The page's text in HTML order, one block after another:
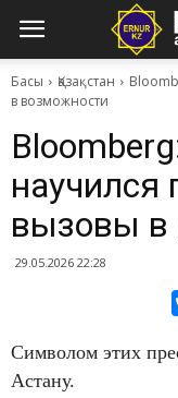
Басы Қазақстан
в возможности
научился
вызовы в
29.05.2026 22:28
Символом этих
Астану.